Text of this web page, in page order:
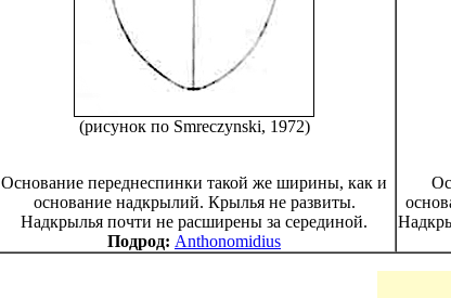
(рисунок по Smreczynski, 1972)
Основание переднеспинки такой же ширины, как и
основание надкрылий. Крылья не развиты.
Надкрылья почти не расширены за серединой.
Подрод: Anthonomidius